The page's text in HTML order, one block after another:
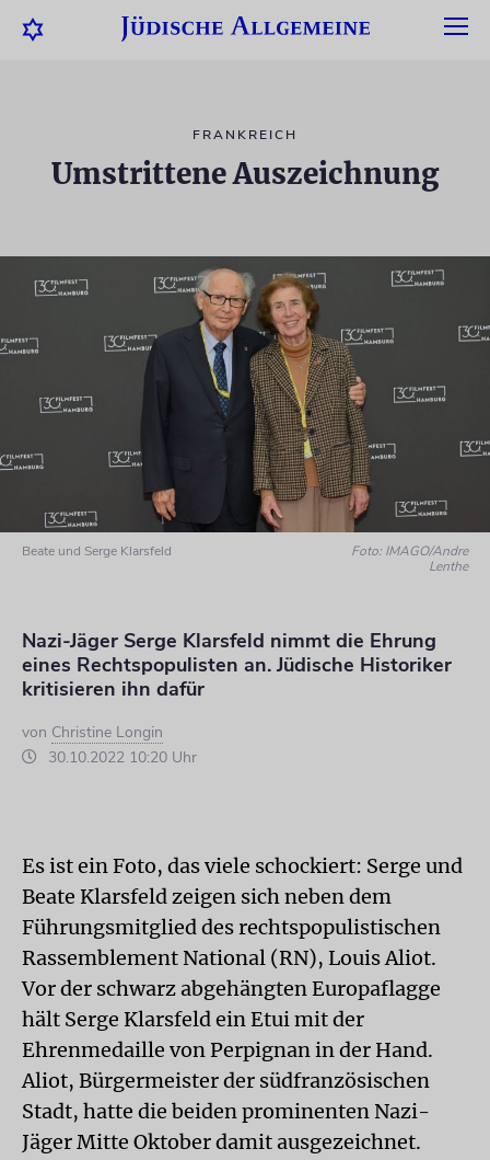
FRANKREICH
Umstrittene Auszeichnung
Beate und Serge Klarsfeld
Foto: IMAGO/Andre
Lenthe
Nazi-Jäger Serge Klarsfeld nimmt die Ehrung
eines Rechtspopulisten an. Jüdische Historiker
kritisieren ihn dafür
von Christine Longin
30.10.2022 10:20 Uhr
Es ist ein Foto, das viele schockiert: Serge und
Beate Klarsfeld zeigen sich neben dem
Führungsmitglied des rechtspopulistischen
Rassemblement National (RN), Louis Aliot.
Vor der schwarz abgehängten Europaflagge
hält Serge Klarsfeld ein Etui mit der
Ehrenmedaille von Perpignan in der Hand.
Aliot, Bürgermeister der südfranzösischen
Stadt, hatte die beiden prominenten Nazi-
Jäger Mitte Oktober damit ausgezeichnet.